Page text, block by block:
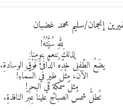
إنجمان/سليم محمد غضبان
للهِ سُنَّتُهُ!
لذلكَ ننعمُ بنومِنا:
يضَعُ الطّفلُ خدّهُ الدّافئَ فَوْقَ الوسادةِ.
الآنَ، مِثْلَ طيرٍ في السَّمَاءِ!
مثلَ سمكةٍ في البحرِ!
تُطلُّ شمسُ الصباحِ علينا عِبرَ النافذةِ.